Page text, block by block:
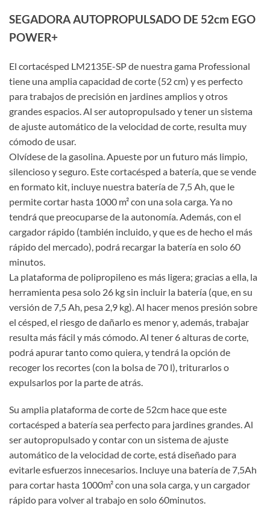
SEGADORA AUTOPROPULSADO DE 52cm EGO
POWER+
El cortacésped LM2135E-SP de nuestra gama Professional
tiene una amplia capacidad de corte (52 cm) y es perfecto
para trabajos de precisión en jardines amplios y otros
grandes espacios. Al ser autopropulsado y tener un sistema
de ajuste automático de la velocidad de corte, resulta muy
cómodo de usar.
Olvídese de la gasolina. Apueste por un futuro más limpio,
silencioso y seguro. Este cortacésped a batería, que se vende
en formato kit, incluye nuestra batería de 7,5 Ah, que le
permite cortar hasta 1000 m² con una sola carga. Ya no
tendrá que preocuparse de la autonomía. Además, con el
cargador rápido (también incluido, y que es de hecho el más
rápido del mercado), podrá recargar la batería en solo 60
minutos.
La plataforma de polipropileno es más ligera; gracias a ella, la
herramienta pesa solo 26 kg sin incluir la batería (que, en su
versión de 7,5 Ah, pesa 2,9 kg). Al hacer menos presión sobre
el césped, el riesgo de dañarlo es menor y, además, trabajar
resulta más fácil y más cómodo. Al tener 6 alturas de corte,
podrá apurar tanto como quiera, y tendrá la opción de
recoger los recortes (con la bolsa de 70 l), triturarlos o
expulsarlos por la parte de atrás.
Su amplia plataforma de corte de 52cm hace que este
cortacésped a batería sea perfecto para jardines grandes. Al
ser autopropulsado y contar con un sistema de ajuste
automático de la velocidad de corte, está diseñado para
evitarle esfuerzos innecesarios. Incluye una batería de 7,5Ah
para cortar hasta 1000m² con una sola carga, y un cargador
rápido para volver al trabajo en solo 60minutos.